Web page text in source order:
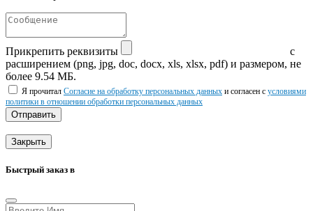
Прикрепить реквизиты
с
расширением (png, jpg, doc, docx, xls, xlsx, pdf) и размером, не
более 9.54 МБ.
Я прочитал Согласие на обработку персональных данных и согласен с условиями
политики в отношении обработки персональных данных
Отправить
Закрыть
Быстрый заказ в